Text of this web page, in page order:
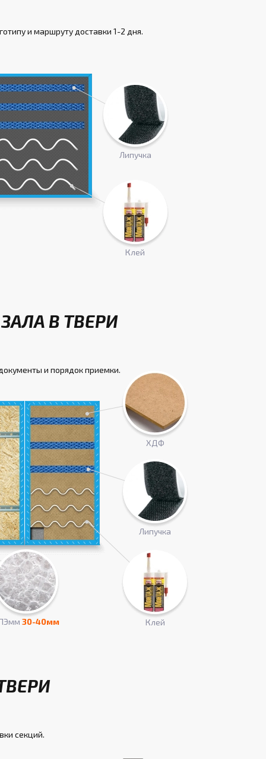
и маршруту доставки 1-2 дня.
Липучка
Клей
В ТВЕРИ
и порядок приемки.
30-40мм Клей
ХДФ
Липучка
секций.